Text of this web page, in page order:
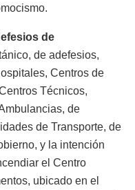
de
de adefesios,
Centros de
Técnicos,
de
de Transporte, de
y la intención
el Centro
ubicado en el